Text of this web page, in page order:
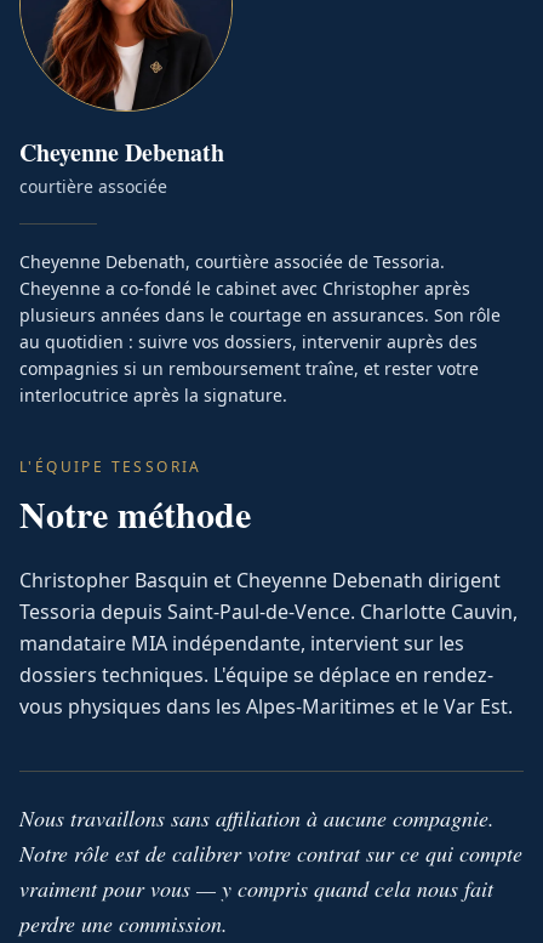
CheyenneDebenath
courtière associée
Cheyenne Debenath, courtière associée de Tessoria.
Cheyenne a co-fondé le cabinet avec Christopher après
plusieurs années dans le courtage en assurances. Son rôle
au quotidien : suivre vos dossiers, intervenir auprès des
compagnies si un remboursement traîne, et rester votre
interlocutrice après la signature.
L'ÉQUIPE TESSORIA
Notre méthode
Christopher Basquin et Cheyenne Debenath dirigent
Tessoria depuis Saint-Paul-de-Vence. Charlotte Cauvin,
mandataire MIA indépendante, intervient sur les
dossiers techniques. L'équipe se déplace en rendez-
vous physiques dans les Alpes-Maritimes et le Var Est.
Nous travaillons sans affiliation à aucune compagnie.
Notre rôle est de calibrer votre contrat sur ce qui compte
vraiment pour vous — y compris quand cela nous fait
perdre une commission.